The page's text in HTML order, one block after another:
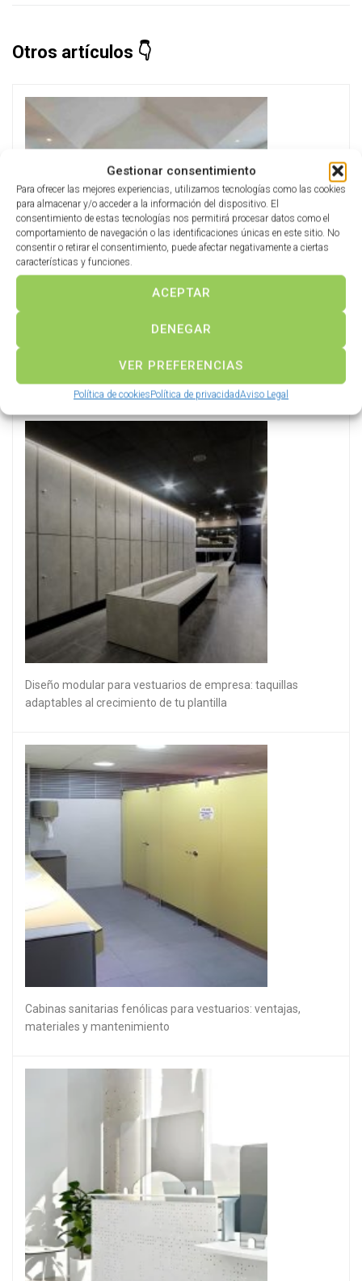
Gestionar consentimiento
Para ofrecer las mejores experiencias, utilizamos tecnologías como las cookies
para almacenar y/o acceder a la información del dispositivo. El
consentimiento de estas tecnologías nos permitirá procesar datos como el
comportamiento de navegación o las identificaciones únicas en este sitio. No
consentir o retirar el consentimiento, puede afectar negativamente a ciertas
características y funciones.
ACEPTAR
DENEGAR
VER PREFERENCIAS
Política de cookiesPolítica de privacidadAviso Legal
Otros artículos
Cómo elegir muebles de oficina: guía completa para
Diseño modular para vestuarios de empresa: taquillas
adaptables al crecimiento de tu plantilla
Cabinas sanitarias fenólicas para vestuarios: ventajas,
materiales y mantenimiento